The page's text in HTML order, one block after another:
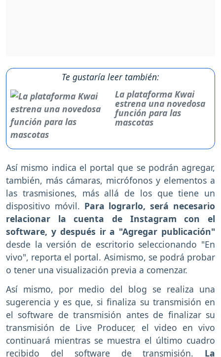
Te gustaría leer también:
La plataforma Kwai
estrena una novedosa
función para las
mascotas
Así mismo indica el portal que se podrán agregar,
también, más cámaras, micrófonos y elementos a
las trasmisiones, más allá de los que tiene un
dispositivo móvil. Para lograrlo, será necesario
relacionar la cuenta de Instagram con el
software, y después ir a "Agregar publicación"
desde la versión de escritorio seleccionando "En
vivo", reporta el portal. Asimismo, se podrá probar
o tener una visualización previa a comenzar.
Así mismo, por medio del blog se realiza una
sugerencia y es que, si finaliza su transmisión en
el software de transmisión antes de finalizar su
transmisión de Live Producer, el video en vivo
continuará mientras se muestra el último cuadro
recibido del software de transmisión. La